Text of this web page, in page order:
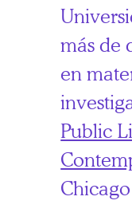
más de
en
Public